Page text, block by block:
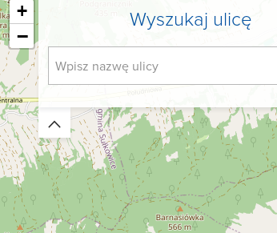
Wyszukaj ulicę
Zwiń/rozwiń
+
−